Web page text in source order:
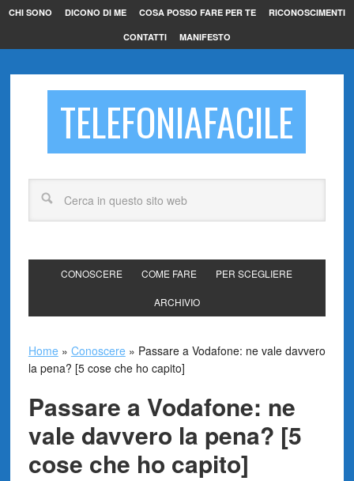
CHI SONO DICONO DI ME COSA POSSO FARE PER TE RICONOSCIMENTI
CONTATTI MANIFESTO
TELEFONIAFACILE
CONOSCERE COME FARE PER SCEGLIERE
ARCHIVIO
Home » Conoscere » Passare a Vodafone: ne vale davvero
la pena? [5 cose che ho capito]
Passare a Vodafone: ne
vale davvero la pena? [5
cose che ho capito]